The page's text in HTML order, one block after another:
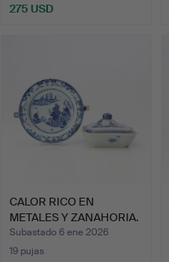
275 USD
CALOR RICO EN
METALES Y ZANAHORIA.
Porcela…
Subastado 6 ene 2026
19 pujas